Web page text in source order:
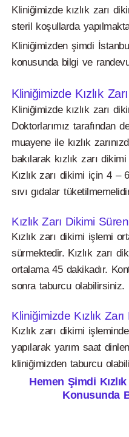
Kliniğimizde kızlık zarı
steril koşullarda
Kliniğimizden şimdi
konusunda bilgi ve
Kliniğimizde Kızlık
Kliniğimizde kızlık zarı
Doktorlarımız tarafından
muayene ile kızlık
bakılarak kızlık zarı
Kızlık zarı dikimi için 4 –
sıvı gıdalar
Kızlık Zarı Dikimi
Kızlık zarı dikimi işlemi
sürmektedir. Kızlık zarı
ortalama 45 dakikadır.
sonra taburcu olabilirsiniz.
Kliniğimizde Kızlık
Kızlık zarı dikimi
yapılarak yarım saat
kliniğimizden taburcu
Hemen Şimdi
Konusunda